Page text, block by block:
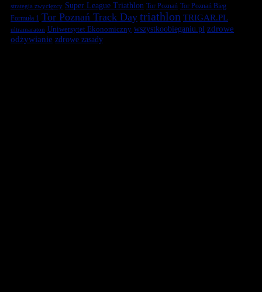
strategia zwycięzcy Super League Triathlon Tor Poznań Tor Poznań Bieg
Formuła 1 Tor Poznań Track Day triathlon TRIGAR.PL
ultramaraton Uniwersytet Ekonomiczny wszystkoobieganiu.pl zdrowe
odżywianie zdrowe zasady